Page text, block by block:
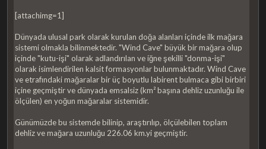
[attachimg=1]
Dünyada ulusal park olarak kurulan doğa alanları içinde ilk mağara
sistemi olmakla bilinmektedir. "Wind Cave" büyük bir mağara olup
içinde "kutu-işi" olarak adlandırılan ve iğne şekilli "donma-işi"
olarak isimlendirilen kalsit formasyonlar bulunmaktadır. Wind Cave
ve etrafındaki mağaralar bir üç boyutlu labirent bulmaca gibi birbiri
içine geçmiştir ve dünyada emsalsiz (km² başına dehliz uzunluğu ile
ölçülen) en yoğun mağaralar sistemidir.
Günümüzde bu sistemde bilinip, araştırılıp, ölçülebilen toplam
dehliz ve mağara uzunluğu 226.06 km.yi geçmiştir.